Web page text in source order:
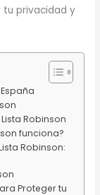
tu privacidad y
Robinson
funciona?
Robinson:
Proteger tu